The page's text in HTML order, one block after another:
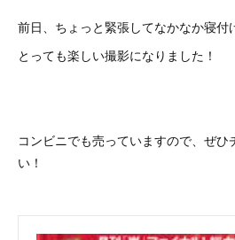
前日、ちょっと緊張してなかなか寝付
とっても楽しい撮影になりました！
コンビニでも売っていますので、ぜひ
い！